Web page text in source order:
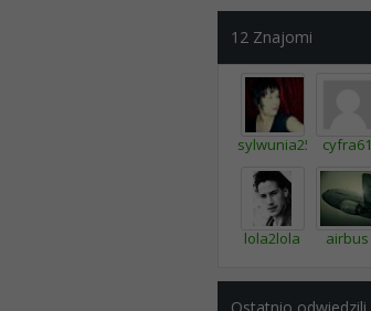
12 Znajomi
sylwunia2505cyfra61
lola2lola airbus